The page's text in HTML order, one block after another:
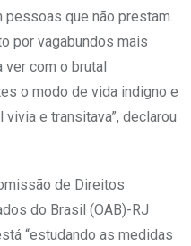
que não prestam.
por vagabundos mais
ver com o brutal
o modo de vida indigno e
e transitava”, declarou
de Direitos
do Brasil (OAB)-RJ
“estudando as medidas